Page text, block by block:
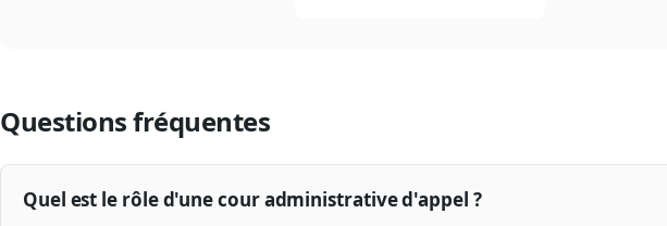
Questions fréquentes
Quel est le rôle d'une cour administrative d'appel ?